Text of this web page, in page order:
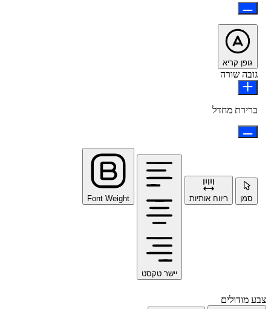
גופן קריא
גובה שורה
ברירת מחדל
סמן ריווח אותיות
יישר טקסט
Font Weight
צבע מודולים